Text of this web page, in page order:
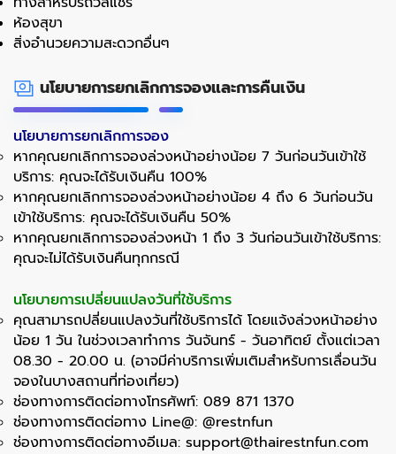
ห้องสุขา
สิ่งอำนวยความสะดวกอื่นๆ
นโยบายการยกเลิกการจองและการคืนเงิน
นโยบายการยกเลิกการจอง
หากคุณยกเลิกการจองล่วงหน้าอย่างน้อย 7 วันก่อนวันเข้าใช้
บริการ: คุณจะได้รับเงินคืน 100%
หากคุณยกเลิกการจองล่วงหน้าอย่างน้อย 4 ถึง 6 วันก่อนวัน
เข้าใช้บริการ: คุณจะได้รับเงินคืน 50%
หากคุณยกเลิกการจองล่วงหน้า 1 ถึง 3 วันก่อนวันเข้าใช้บริการ:
คุณจะไม่ได้รับเงินคืนทุกกรณี
นโยบายการเปลี่ยนแปลงวันที่ใช้บริการ
คุณสามารถปลี่ยนแปลงวันที่ใช้บริการได้ โดยแจ้งล่วงหน้าอย่าง
น้อย 1 วัน ในช่วงเวลาทำการ วันจันทร์ - วันอาทิตย์ ตั้งแต่เวลา
08.30 - 20.00 น. (อาจมีค่าบริการเพิ่มเติมสำหรับการเลื่อนวัน
จองในบางสถานที่ท่องเที่ยว)
ช่องทางการติดต่อทางโทรศัพท์: 089 871 1370
ช่องทางการติดต่อทาง Line@: @restnfun
ช่องทางการติดต่อทางอีเมล: support@thairestnfun.com